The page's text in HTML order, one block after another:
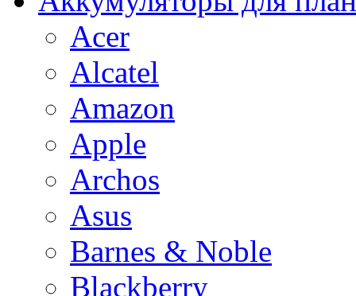
Acer
Alcatel
Amazon
Apple
Archos
Asus
Barnes & Noble
Blackberry